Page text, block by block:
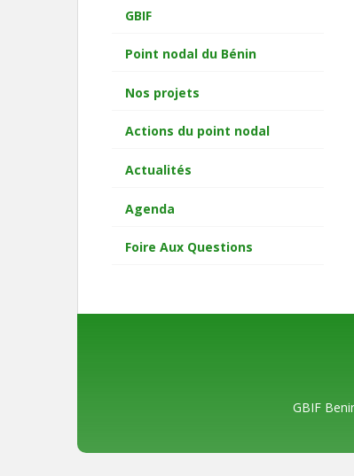
GBIF
Point nodal du Bénin
Nos projets
Actions du point nodal
Actualités
Agenda
Foire Aux Questions
GBIF